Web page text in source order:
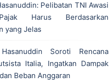
Pelibatan TNI Awasi
Harus Berdasarkan
yang Jelas
Soroti Rencana
Italia, Ingatkan Dampak
Beban Anggaran